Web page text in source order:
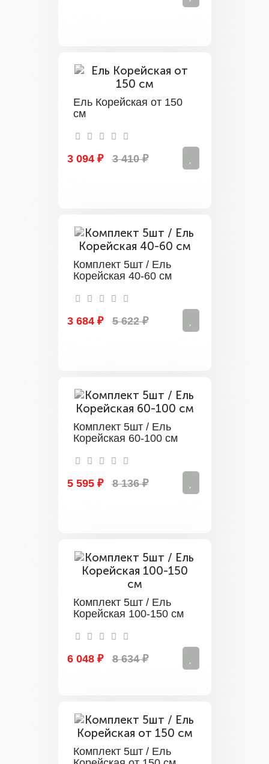
Ель Корейская от 150
см
3 094 ₽ 3 410 ₽
Комплект 5шт / Ель
Корейская 40-60 см
3 684 ₽ 5 622 ₽
Комплект 5шт / Ель
Корейская 60-100 см
5 595 ₽ 8 136 ₽
Комплект 5шт / Ель
Корейская 100-150 см
6 048 ₽ 8 634 ₽
Комплект 5шт / Ель